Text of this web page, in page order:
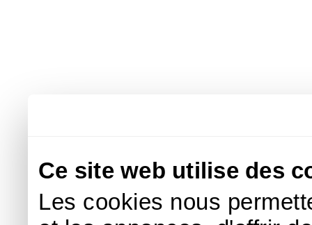
Ce site web utilise des
Les cookies nous